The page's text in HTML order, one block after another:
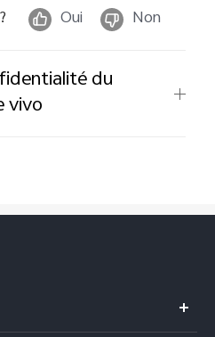
Oui Non
du
vivo